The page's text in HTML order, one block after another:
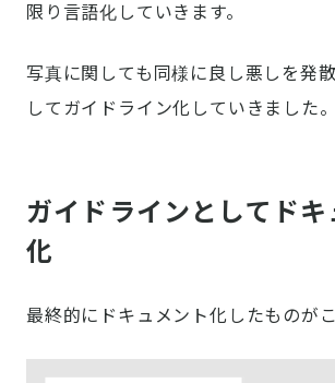
限り言語化していきます。
写真に関しても同様に良し悪しを発
してガイドライン化していきました。
ガイドラインとしてドキ
化
最終的にドキュメント化したものがこ